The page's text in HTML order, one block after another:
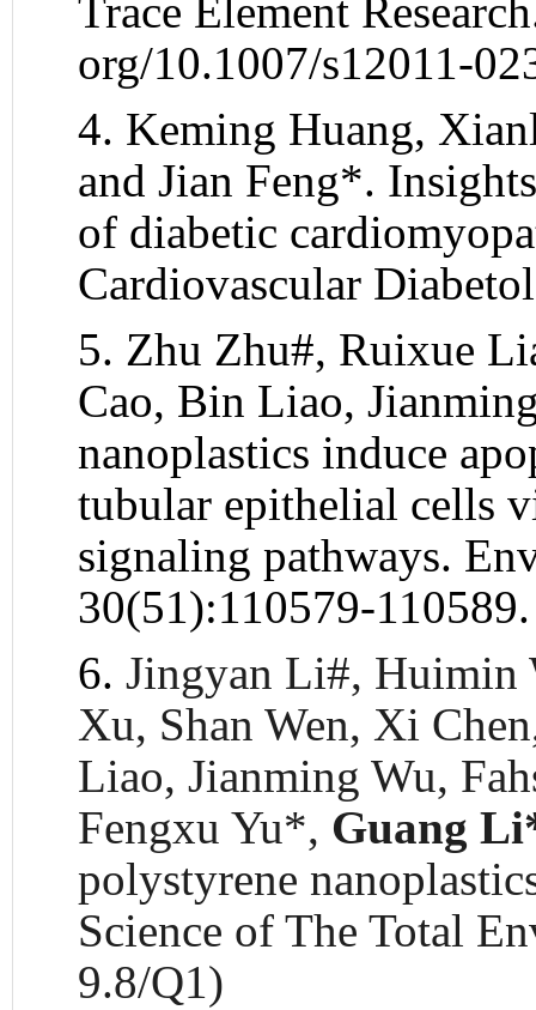
Trace Element
org/10.1007/s12011-
4. Keming Huang,
and Jian Feng*.
of diabetic
Cardiovascular
5. Zhu Zhu#, Ruixue
Cao, Bin Liao,
nanoplastics induce
tubular epithelial cells
signaling pathways.
30(51):110579-
6. Jingyan Li#, Huimin
Xu, Shan Wen, Xi
Liao, Jianming Wu,
Fengxu Yu*, Guang
polystyrene
Science of The Total
9.8/Q1)